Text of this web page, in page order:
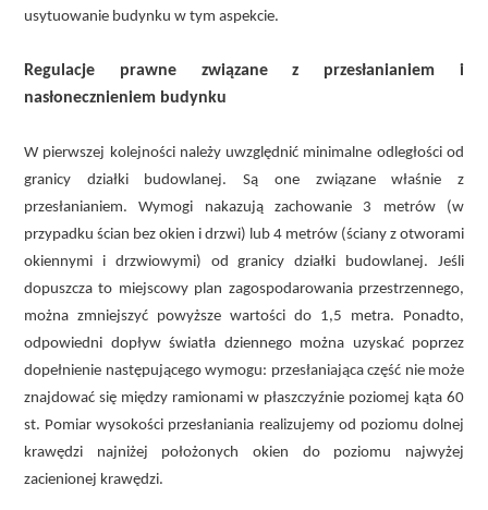
usytuowanie budynku w tym aspekcie.
Regulacje prawne związane z przesłanianiem i
nasłonecznieniem budynku
W pierwszej kolejności należy uwzględnić minimalne odległości od
granicy działki budowlanej. Są one związane właśnie z
przesłanianiem. Wymogi nakazują zachowanie 3 metrów (w
przypadku ścian bez okien i drzwi) lub 4 metrów (ściany z otworami
okiennymi i drzwiowymi) od granicy działki budowlanej. Jeśli
dopuszcza to miejscowy plan zagospodarowania przestrzennego,
można zmniejszyć powyższe wartości do 1,5 metra. Ponadto,
odpowiedni dopływ światła dziennego można uzyskać poprzez
dopełnienie następującego wymogu: przesłaniająca część nie może
znajdować się między ramionami w płaszczyźnie poziomej kąta 60
st. Pomiar wysokości przesłaniania realizujemy od poziomu dolnej
krawędzi najniżej położonych okien do poziomu najwyżej
zacienionej krawędzi.